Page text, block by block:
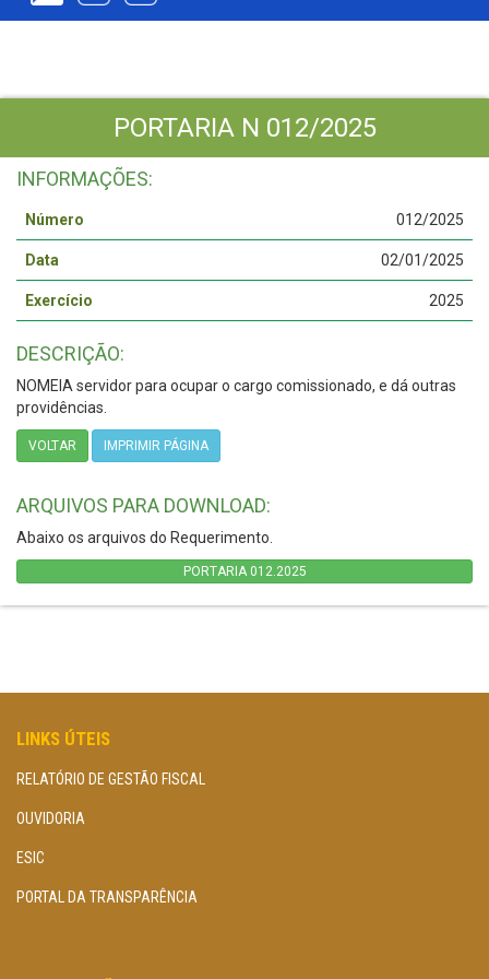
PORTARIA N 012/2025
INFORMAÇÕES:
Número 012/2025
Data 02/01/2025
Exercício 2025
DESCRIÇÃO:
NOMEIA servidor para ocupar o cargo comissionado, e dá outras
providências.
VOLTAR IMPRIMIR PÁGINA
ARQUIVOS PARA DOWNLOAD:
Abaixo os arquivos do Requerimento.
PORTARIA 012.2025
LINKS ÚTEIS
RELATÓRIO DE GESTÃO FISCAL
OUVIDORIA
ESIC
PORTAL DA TRANSPARÊNCIA